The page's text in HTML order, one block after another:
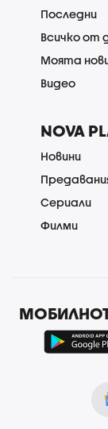
Последни
Всичко от
Моята
Видео
NOVA
Новини
Сериали
Филми